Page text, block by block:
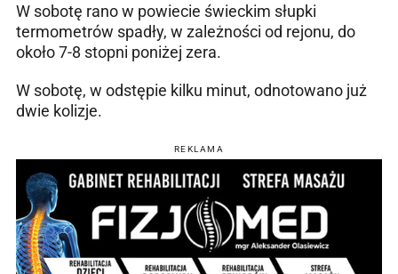
W sobotę rano w powiecie świeckim słupki
termometrów spadły, w zależności od rejonu, do
około 7-8 stopni poniżej zera.
W sobotę, w odstępie kilku minut, odnotowano już
dwie kolizje.
REKLAMA